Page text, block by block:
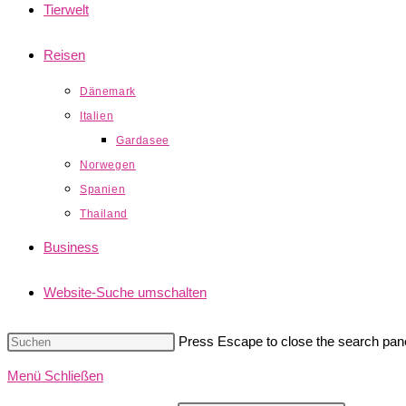
Tierwelt
Reisen
Dänemark
Italien
Gardasee
Norwegen
Spanien
Thailand
Business
Website-Suche umschalten
Press Escape to close the search
Menü Schließen